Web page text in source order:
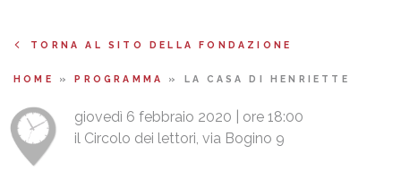
TORNA AL SITO DELLA FONDAZIONE
HOME »PROGRAMMA » LA CASA DI HENRIETTE
giovedì 6 febbraio 2020 | ore 18:00
il Circolo dei lettori, via Bogino 9